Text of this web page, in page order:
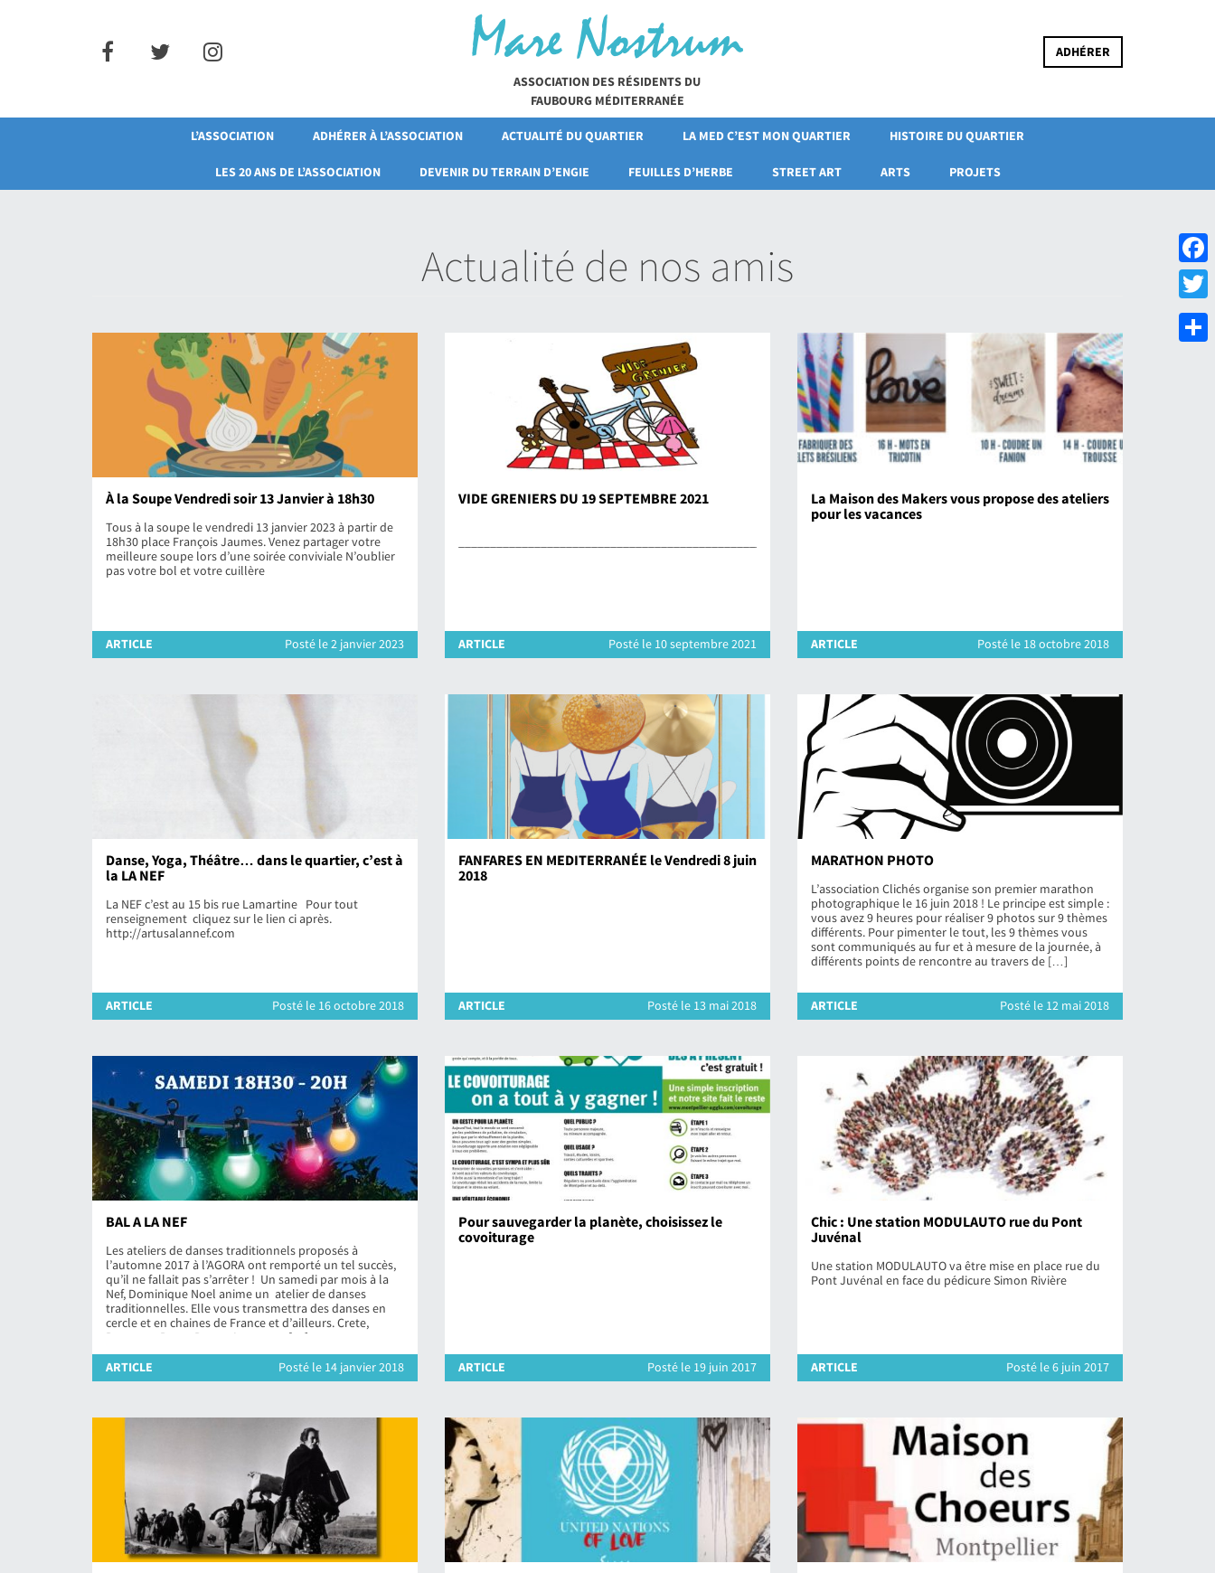
ASSOCIATION DES RÉSIDENTS DU
FAUBOURG MÉDITERRANÉE
ADHÉRER
L’ASSOCIATION ADHÉRER À L’ASSOCIATION ACTUALITÉ DU QUARTIER LA MED C’EST MON QUARTIER HISTOIRE DU QUARTIER
LES 20 ANS DE L’ASSOCIATION DEVENIR DU TERRAIN D’ENGIE FEUILLES D’HERBE STREET ART ARTS PROJETS
Actualité de nos amis
À la Soupe Vendredi soir 13 Janvier à 18h30
Tous à la soupe le vendredi 13 janvier 2023 à partir de
18h30 place François Jaumes. Venez partager votre
meilleure soupe lors d’une soirée conviviale N’oublier
pas votre bol et votre cuillère
ARTICLE Posté le 2 janvier 2023
VIDE GRENIERS DU 19 SEPTEMBRE 2021
ARTICLE Posté le 10 septembre 2021
La Maison des Makers vous propose des ateliers
pour les vacances
ARTICLE Posté le 18 octobre 2018
Danse, Yoga, Théâtre… dans le quartier, c’est à
la LA NEF
La NEF c’est au 15 bis rue Lamartine Pour tout
renseignement cliquez sur le lien ci après.
http://artusalannef.com
ARTICLE Posté le 16 octobre 2018
FANFARES EN MEDITERRANÉE le Vendredi 8 juin
2018
ARTICLE Posté le 13 mai 2018
MARATHON PHOTO
L’association Clichés organise son premier marathon
photographique le 16 juin 2018 ! Le principe est simple :
vous avez 9 heures pour réaliser 9 photos sur 9 thèmes
différents. Pour pimenter le tout, les 9 thèmes vous
sont communiqués au fur et à mesure de la journée, à
différents points de rencontre au travers de […]
ARTICLE Posté le 12 mai 2018
BAL A LA NEF
Les ateliers de danses traditionnels proposés à
l’automne 2017 à l’AGORA ont remporté un tel succès,
qu’il ne fallait pas s’arrêter ! Un samedi par mois à la
Nef, Dominique Noel anime un atelier de danses
traditionnelles. Elle vous transmettra des danses en
cercle et en chaines de France et d’ailleurs. Crete,
Bretagne, Berry, Bearn, Auvergne, […]
ARTICLE
Posté le 14 janvier 2018
Pour sauvegarder la planète, choisissez le
covoiturage
ARTICLE Posté le 19 juin 2017
Chic : Une station MODULAUTO rue du Pont
Juvénal
Une station MODULAUTO va être mise en place rue du
Pont Juvénal en face du pédicure Simon Rivière
ARTICLE Posté le 6 juin 2017